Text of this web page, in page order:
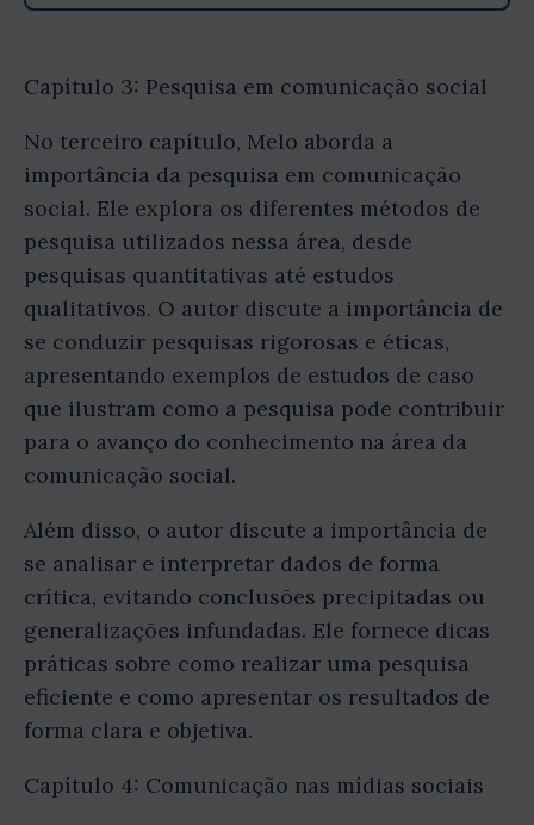
Capítulo 3: Pesquisa em comunicação social
No terceiro capítulo, Melo aborda a
importância da pesquisa em comunicação
social. Ele explora os diferentes métodos de
pesquisa utilizados nessa área, desde
pesquisas quantitativas até estudos
qualitativos. O autor discute a importância de
se conduzir pesquisas rigorosas e éticas,
apresentando exemplos de estudos de caso
que ilustram como a pesquisa pode contribuir
para o avanço do conhecimento na área da
comunicação social.
Além disso, o autor discute a importância de
se analisar e interpretar dados de forma
crítica, evitando conclusões precipitadas ou
generalizações infundadas. Ele fornece dicas
práticas sobre como realizar uma pesquisa
eficiente e como apresentar os resultados de
forma clara e objetiva.
Capítulo 4: Comunicação nas mídias sociais